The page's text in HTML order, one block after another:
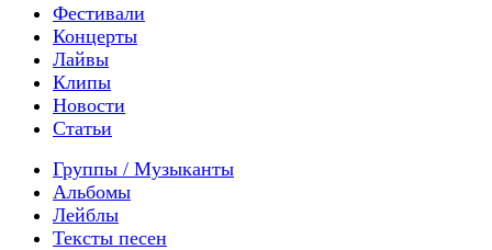
Фестивали
Концерты
Лайвы
Клипы
Новости
Статьи
Группы / Музыканты
Альбомы
Лейблы
Тексты песен